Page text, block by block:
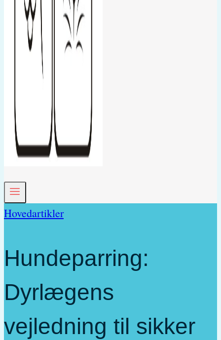
Hovedartikler
Hundeparring:
Dyrlægens
vejledning til sikker